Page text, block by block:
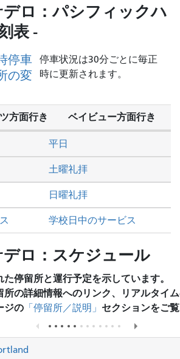
旅
し
か
ロ：パシフィックハ
表 -
停車
の変
停車状況は30分ごとに毎正
時に更新されます。
方面行き ベイビュー方面行き
土曜礼拝
日曜礼拝
平日
学校日中のサービス
ロ：スケジュール
停留所と運行予定を示しています。
所の詳細情報へのリンク、リアルタイ
ジの 「停留所／説明」 セクションをご